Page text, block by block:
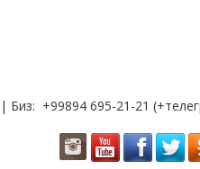
| Биз: +99894 695-21-21